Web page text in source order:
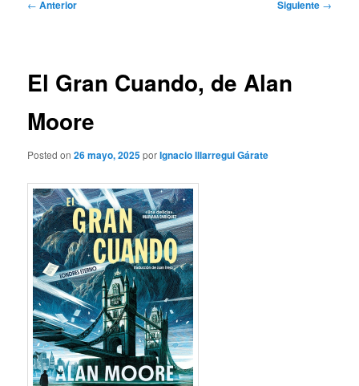
← Anterior Siguiente →
El Gran Cuando, de Alan
Moore
Posted on26 mayo, 2025porIgnacio Illarregui Gárate